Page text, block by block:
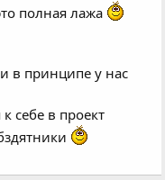
полная лажа
в принципе у нас
себе в проект